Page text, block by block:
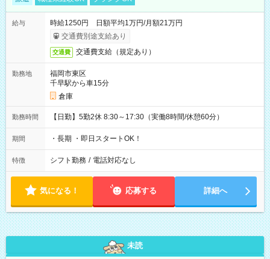
給与
時給1250円 日額平均1万円/月額21万円
交通費別途支給あり
交通費 交通費支給（規定あり）
勤務地
福岡市東区
千早駅から車15分
倉庫
勤務時間 【日勤】5勤2休 8:30～17:30（実働8時間/休憩60分）
期間 ・長期 ・即日スタートOK！
特徴 シフト勤務 / 電話対応なし
気になる！ 応募する 詳細へ
未読